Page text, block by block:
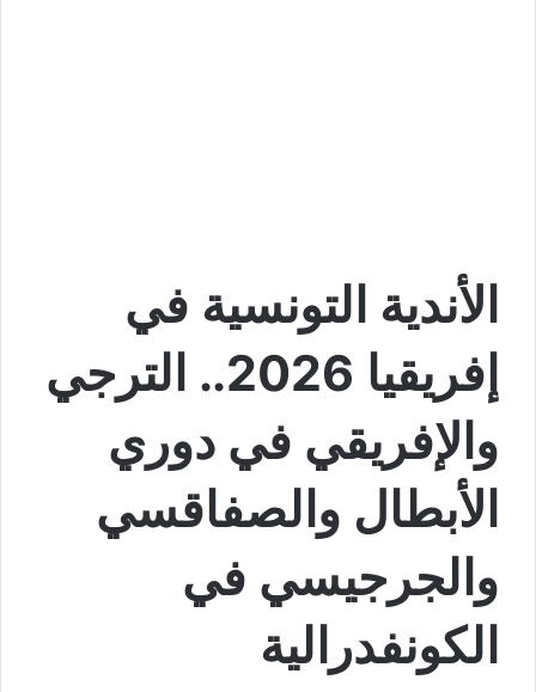
الأندية التونسية في
إفريقيا 2026.. الترجي
والإفريقي في دوري
الأبطال والصفاقسي
والجرجيسي في
الكونفدرالية